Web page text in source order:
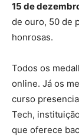
15 de
de ouro, 50 de
honrosas.
Todos os
online. Já os
curso
Tech,
que oferece